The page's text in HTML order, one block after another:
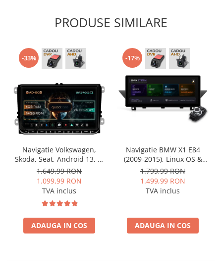
PRODUSE SIMILARE
-33%
Navigatie Volkswagen,
Skoda, Seat, Android 13, S-
Quadcore / 4GB RAM +
64GB ROM, 9 Inch - AD-
BGSW94L
1.649,99 RON
1.099,99 RON
TVA inclus
ADAUGA IN COS
-17%
Navigatie BMW X1 E84
(2009-2015), Linux OS &
OEM, Varianta iDrive,
CarPlay & Android Auto
Wireless, MirrorLink,
BGRKITBM004
1.799,99 RON
1.499,99 RON
TVA inclus
ADAUGA IN COS